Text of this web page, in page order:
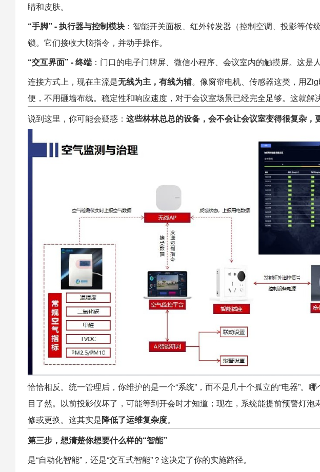
睛和皮肤。
“手脚” - 执行器与控制模块 ： 智能开关面板、红外转发器（控制空调、投影等传
锁。它们接收大脑指令，并动手操作。
“交互界面” - 终端 ：门口的电子门牌屏、微信小程序、会议室内的触摸屏。这是
连接方式上，现在主流是无线为主，有线为辅。像窗帘电机、传感器这类，用
便，不用砸墙布线。稳定性和响应速度，对于会议室场景已经完全足够。这就解
说到这里，你可能会疑惑： 这些林林总总的设备，会不会让会议室变得很复杂，
恰恰相反。统一管理后，你维护的是一个“系统”，而不是几十个孤立的“电器”。
目了然。以前投影仪坏了，可能等到开会时才知道；现在，系统能提前预警灯
修或更换。这其实是降低了运维复杂度。
第三步，想清楚你想要什么样的“智能”
是“自动化智能”，还是“交互式智能”？这决定了你的实施路径。